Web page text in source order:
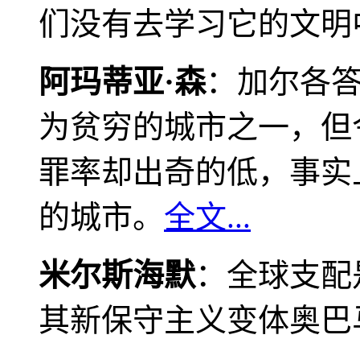
们没有去学习它的文
阿玛蒂亚·森：加尔各
为贫穷的城市之一，
罪率却出奇的低，事
的城市。 全文...
米尔斯海默：全球支
其新保守主义变体奥